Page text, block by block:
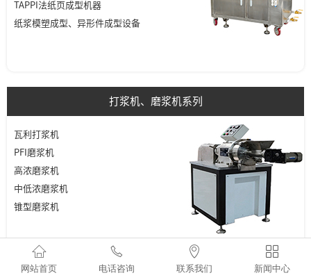
TAPPI法纸页成型机器
纸浆模塑成型、异形件成型设备
打浆机、磨浆机系列
瓦利打浆机
PFI磨浆机
高浓磨浆机
中低浓磨浆机
锥型磨浆机

网站首页

电话咨询

联系我们

新闻中心